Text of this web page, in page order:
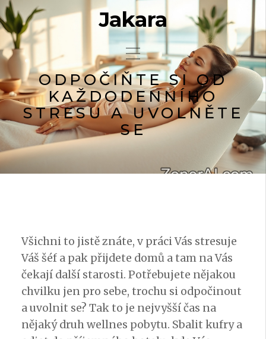
Jakara
ODPOČIŇTE SI OD
KAŽDODENNÍHO
STRESU A UVOLNĚTE
SE
Všichni to jistě znáte, v práci Vás stresuje
Váš šéf a pak přijdete domů a tam na Vás
čekají další starosti. Potřebujete nějakou
chvilku jen pro sebe, trochu si odpočinout
a uvolnit se? Tak to je nejvyšší čas na
nějaký druh wellnes pobytu. Sbalit kufry a